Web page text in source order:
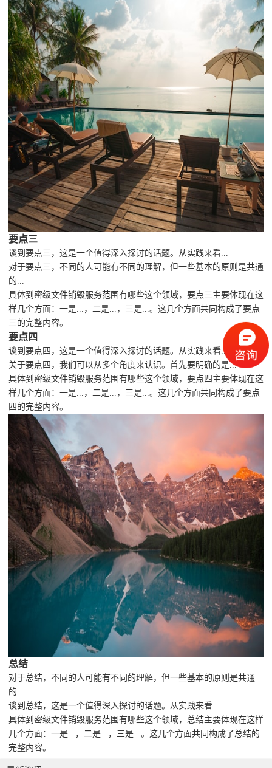
要点三
谈到要点三，这是一个值得深入探讨的话题。从实践来看...
对于要点三，不同的人可能有不同的理解，但一些基本的原则是共通
的...
具体到密级文件销毁服务范围有哪些这个领域，要点三主要体现在这
样几个方面：一是...，二是...，三是...。这几个方面共同构成了要点
三的完整内容。
要点四
谈到要点四，这是一个值得深入探讨的话题。从实践来看...
关于要点四，我们可以从多个角度来认识。首先要明确的是...
具体到密级文件销毁服务范围有哪些这个领域，要点四主要体现在这
样几个方面：一是...，二是...，三是...。这几个方面共同构成了要点
四的完整内容。
总结
对于总结，不同的人可能有不同的理解，但一些基本的原则是共通
的...
谈到总结，这是一个值得深入探讨的话题。从实践来看...
具体到密级文件销毁服务范围有哪些这个领域，总结主要体现在这样
几个方面：一是...，二是...，三是...。这几个方面共同构成了总结的
完整内容。